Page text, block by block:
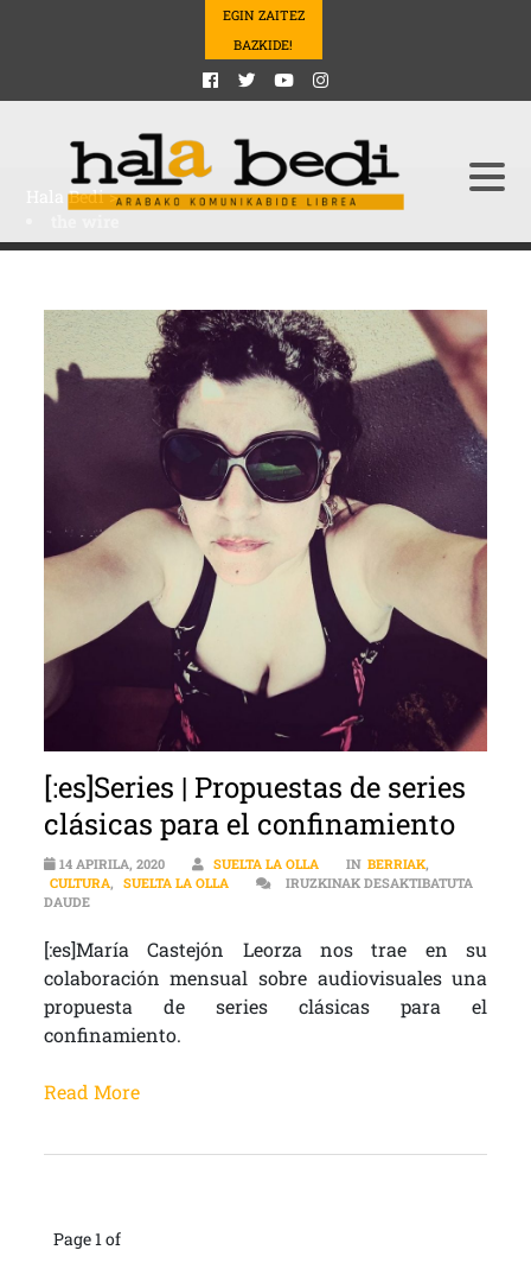
EGIN ZAITEZ
BAZKIDE!
Hala Bedi>
[:es]Series | Propuestas de series
clásicas para el confinamiento
14 APIRILA, 2020 SUELTA LA OLLA IN BERRIAK,
CULTURA, SUELTA LA OLLA
IRUZKINAK DESAKTIBATUTA
DAUDE[:ES]SERIES | PROPUESTAS DE SERIES CLÁSICAS PARA EL
[:es]María Castejón Leorza nos trae en su
colaboración mensual sobre audiovisuales una
propuesta de series clásicas para el
confinamiento.
Read More
Page 1 of